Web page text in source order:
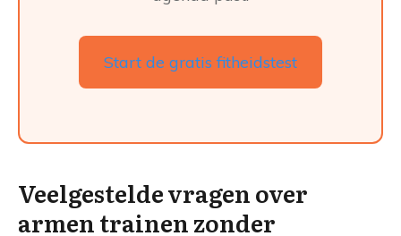
Start de gratis fitheidstest
Veelgestelde vragen over
armen trainen zonder